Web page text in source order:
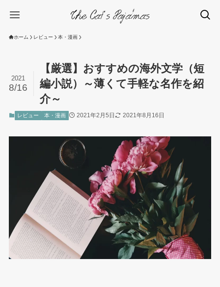
ホーム レビュー 本・漫画
【厳選】おすすめの海外文学（短
編小説）～薄くて手軽な名作を紹
介～
2021
8/16
レビュー 本・漫画 2021年2月5日 2021年8月16日